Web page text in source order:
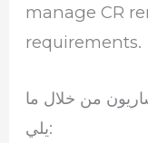
manage CR
requirements.
من خلال ما
يلي: